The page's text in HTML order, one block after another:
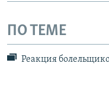
ПО ТЕМЕ
Реакция